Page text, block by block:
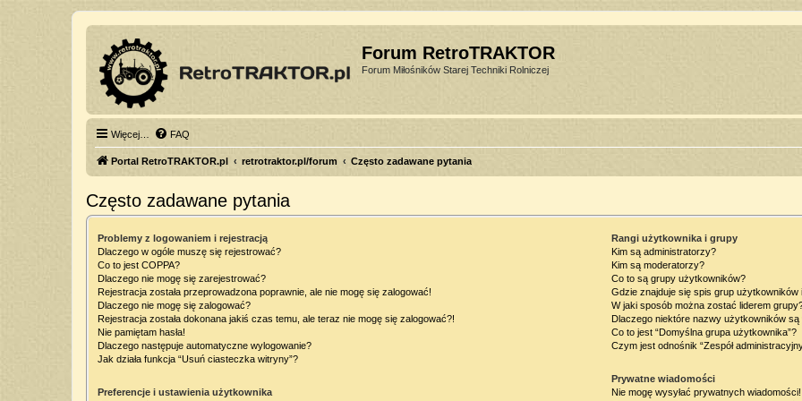
Forum RetroTRAKTOR
Forum Miłośników Starej Techniki Rolniczej
Więcej… FAQ
Portal RetroTRAKTOR.pl retrotraktor.pl/forum Często zadawane pytania
Często zadawane pytania
Problemy z logowaniem i rejestracją
Dlaczego w ogóle muszę się rejestrować?
Co to jest COPPA?
Dlaczego nie mogę się zarejestrować?
Rejestracja została przeprowadzona poprawnie, ale nie mogę się zalogować!
Dlaczego nie mogę się zalogować?
Rejestracja została dokonana jakiś czas temu, ale teraz nie mogę się zalogować?!
Nie pamiętam hasła!
Dlaczego następuje automatyczne wylogowanie?
Jak działa funkcja “Usuń ciasteczka witryny”?
Preferencje i ustawienia użytkownika
Rangi użytkownika i grupy
Kim są administratorzy?
Kim są moderatorzy?
Co to są grupy użytkowników?
Gdzie znajduje się spis grup użytkowników
W jaki sposób można zostać liderem
Dlaczego niektóre nazwy użytkowników
Co to jest “Domyślna grupa użytkownika”?
Czym jest odnośnik “Zespół
Prywatne wiadomości
Nie mogę wysyłać prywatnych wiadomości!